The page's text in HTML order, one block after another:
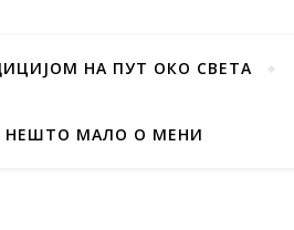
НА ПУТ ОКО СВЕТА
НЕШТО МАЛО О МЕНИ